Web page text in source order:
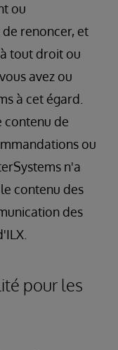
ou
renoncer, et
tout droit ou
avez ou
à cet égard.
contenu de
ou
n'a
contenu des
des
pour les